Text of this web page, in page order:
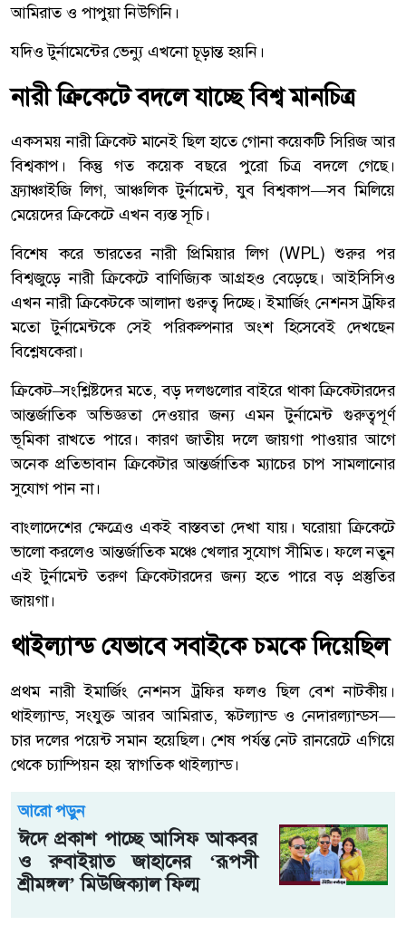
আমিরাত ও পাপুয়া নিউগিনি।
যদিও টুর্নামেন্টের ভেন্যু এখনো চূড়ান্ত হয়নি।
নারী ক্রিকেটে বদলে যাচ্ছে বিশ্ব মানচিত্র
একসময় নারী ক্রিকেট মানেই ছিল হাতে গোনা কয়েকটি সিরিজ আর
বিশ্বকাপ। কিন্তু গত কয়েক বছরে পুরো চিত্র বদলে গেছে।
ফ্র্যাঞ্চাইজি লিগ, আঞ্চলিক টুর্নামেন্ট, যুব বিশ্বকাপ—সব মিলিয়ে
মেয়েদের ক্রিকেটে এখন ব্যস্ত সূচি।
বিশেষ করে ভারতের নারী প্রিমিয়ার লিগ (WPL) শুরুর পর
বিশ্বজুড়ে নারী ক্রিকেটে বাণিজ্যিক আগ্রহও বেড়েছে। আইসিসিও
এখন নারী ক্রিকেটকে আলাদা গুরুত্ব দিচ্ছে। ইমার্জিং নেশনস ট্রফির
মতো টুর্নামেন্টকে সেই পরিকল্পনার অংশ হিসেবেই দেখছেন
বিশ্লেষকেরা।
ক্রিকেট–সংশ্লিষ্টদের মতে, বড় দলগুলোর বাইরে থাকা ক্রিকেটারদের
আন্তর্জাতিক অভিজ্ঞতা দেওয়ার জন্য এমন টুর্নামেন্ট গুরুত্বপূর্ণ
ভূমিকা রাখতে পারে। কারণ জাতীয় দলে জায়গা পাওয়ার আগে
অনেক প্রতিভাবান ক্রিকেটার আন্তর্জাতিক ম্যাচের চাপ সামলানোর
সুযোগ পান না।
বাংলাদেশের ক্ষেত্রেও একই বাস্তবতা দেখা যায়। ঘরোয়া ক্রিকেটে
ভালো করলেও আন্তর্জাতিক মঞ্চে খেলার সুযোগ সীমিত। ফলে নতুন
এই টুর্নামেন্ট তরুণ ক্রিকেটারদের জন্য হতে পারে বড় প্রস্তুতির
জায়গা।
থাইল্যান্ড যেভাবে সবাইকে চমকে দিয়েছিল
প্রথম নারী ইমার্জিং নেশনস ট্রফির ফলও ছিল বেশ নাটকীয়।
থাইল্যান্ড, সংযুক্ত আরব আমিরাত, স্কটল্যান্ড ও নেদারল্যান্ডস—
চার দলের পয়েন্ট সমান হয়েছিল। শেষ পর্যন্ত নেট রানরেটে এগিয়ে
থেকে চ্যাম্পিয়ন হয় স্বাগতিক থাইল্যান্ড।
আরো পড়ুন
ঈদে প্রকাশ পাচ্ছে আসিফ আকবর
ও রুবাইয়াত জাহানের ‘রূপসী
শ্রীমঙ্গল’ মিউজিক্যাল ফিল্ম